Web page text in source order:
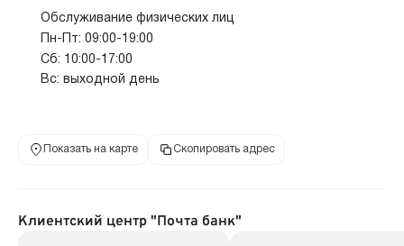
Обслуживание физических лиц
Пн-Пт: 09:00-19:00
Сб: 10:00-17:00
Вс: выходной день
Показать на карте Скопировать адрес
Клиентский центр "Почта банк"